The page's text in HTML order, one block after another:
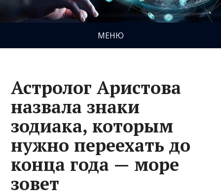
МЕНЮ
Астролог Аристова
назвала знаки
зодиака, которым
нужно переехать до
конца года — море
зовет